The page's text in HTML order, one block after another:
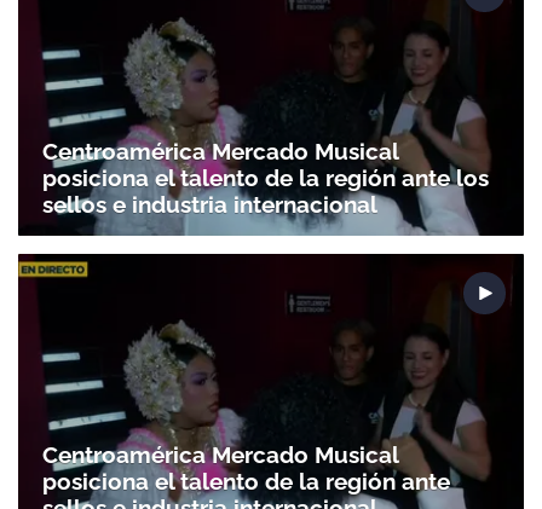
Centroamérica Mercado Musical
posiciona el talento de la región ante los
sellos e industria internacional
Centroamérica Mercado Musical
posiciona el talento de la región ante